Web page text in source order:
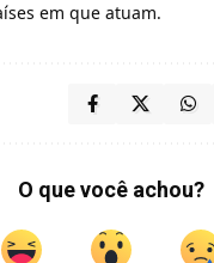
em que atuam.
O que você achou?